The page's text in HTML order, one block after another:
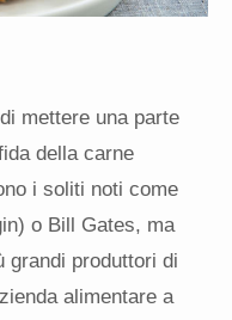
mettere una parte
della carne
i soliti noti come
o Bill Gates, ma
grandi produttori di
alimentare a